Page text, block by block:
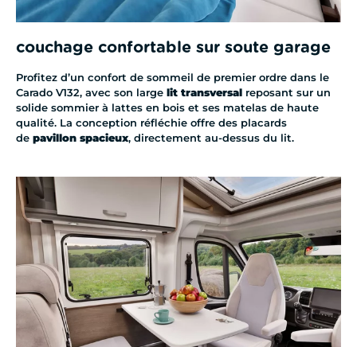
couchage confortable sur soute garage
Profitez d’un confort de sommeil de premier ordre dans le
Carado V132, avec son large lit transversal reposant sur un
solide sommier à lattes en bois et ses matelas de haute
qualité. La conception réfléchie offre des placards
de pavillon spacieux, directement au-dessus du lit.